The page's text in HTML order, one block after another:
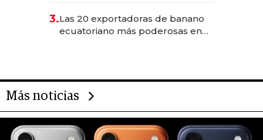
3.Las 20 exportadoras de banano
ecuatoriano más poderosas en
Más noticias